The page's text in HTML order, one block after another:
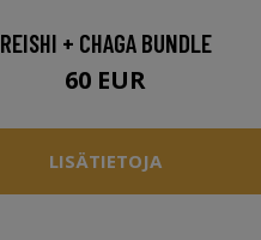
REISHI + CHAGA BUNDLE
60 EUR
LISÄTIETOJA